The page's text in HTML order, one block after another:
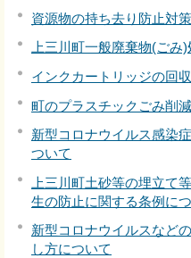
資源物の持ち去り防止対
上三川町一般廃棄物(ごみ
インクカートリッジの回
町のプラスチックごみ削
新型コロナウイルス感染
ついて
上三川町土砂等の埋立て
生の防止に関する条例に
新型コロナウイルスなど
し方について